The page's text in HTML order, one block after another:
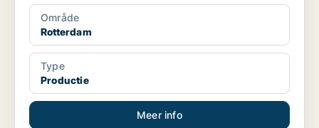
Område
Rotterdam
Type
Productie
Meer info